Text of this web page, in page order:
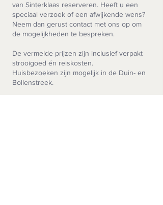
van Sinterklaas reserveren. Heeft u een
speciaal verzoek of een afwijkende wens?
Neem dan gerust contact met ons op om
de mogelijkheden te bespreken.
De vermelde prijzen zijn inclusief verpakt
strooigoed én reiskosten.
Huisbezoeken zijn mogelijk in de Duin- en
Bollenstreek.